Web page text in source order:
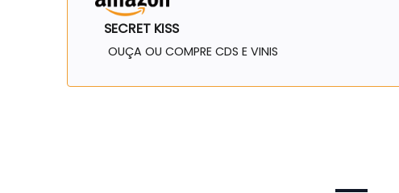
SECRET KISS
OUÇA OU COMPRE CDS E VINIS